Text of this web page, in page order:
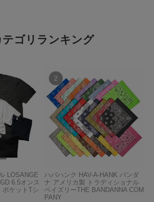
テゴリランキング
LOSANGE
6.5オンス
ポケットTシ
ハバハンク HAV-A-HANK バンダ
ナ アメリカ製 トラディショナル
ペイズリーTHE BANDANNA COM
PANY